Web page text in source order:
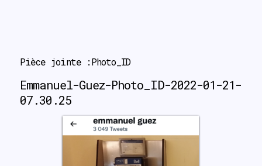
Pièce jointe :Photo_ID
Emmanuel-Guez-Photo_ID-2022-01-21-
07.30.25